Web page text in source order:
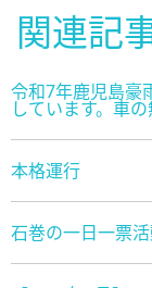
関連記
令和7年鹿児島
しています。車
本格運行
石巻の一日一票